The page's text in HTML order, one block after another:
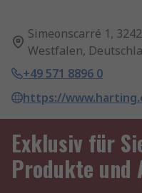
Simeonscarré 1,
Westfalen,
+49 571 8896 0
https://
Exklusiv für
Produkte und